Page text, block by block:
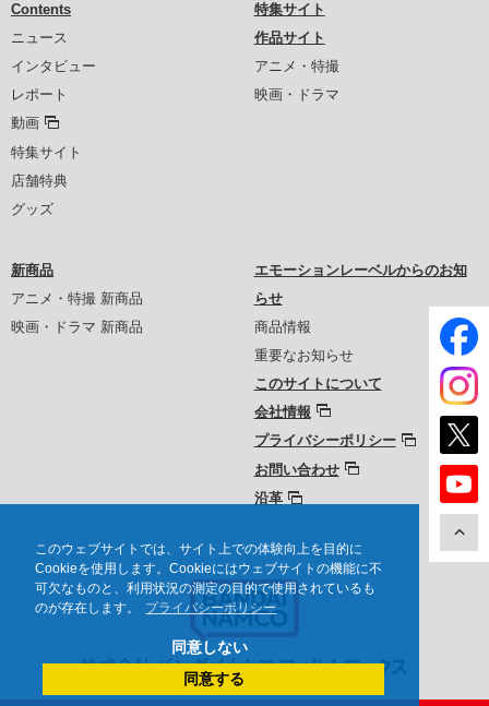
このウェブサイトでは、サイト上での体験向上を目的に
Cookieを使用します。Cookieにはウェブサイトの機能に不
可欠なものと、利用状況の測定の目的で使用されているも
のが存在します。
プライバシーポリシー
同意しない
同意する
Contents
ニュース
インタビュー
レポート
動画
特集サイト
店舗特典
グッズ
特集サイト
作品サイト
アニメ・特撮
映画・ドラマ
新商品
アニメ・特撮 新商品
映画・ドラマ 新商品
エモーションレーベルからのお知
らせ
商品情報
重要なお知らせ
このサイトについて
会社情報
プライバシーポリシー
お問い合わせ
沿革